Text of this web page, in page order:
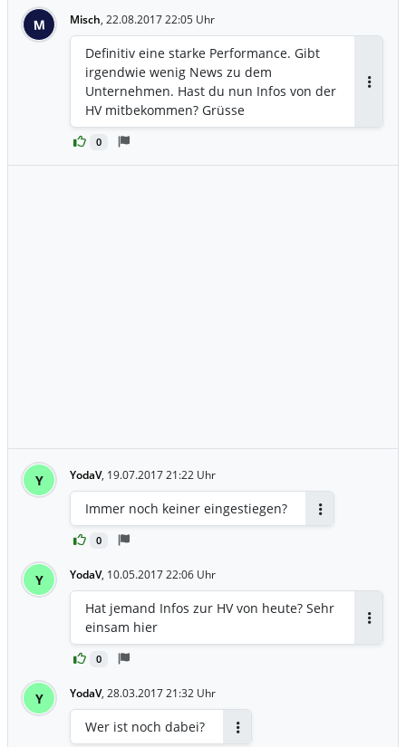
M Misch, 22.08.2017 22:05 Uhr
0
Definitiv eine starke Performance. Gibt
irgendwie wenig News zu dem
Unternehmen. Hast du nun Infos von der
HV mitbekommen? Grüsse
Y YodaV, 19.07.2017 21:22 Uhr
0
Immer noch keiner eingestiegen?
Y YodaV, 10.05.2017 22:06 Uhr
0
Hat jemand Infos zur HV von heute? Sehr
einsam hier
Y YodaV, 28.03.2017 21:32 Uhr
Wer ist noch dabei?